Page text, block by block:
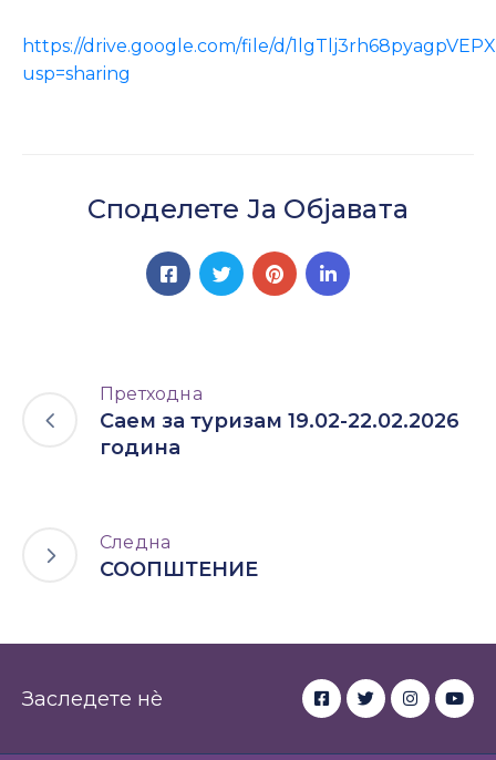
Настани
https://drive.google.com/file/d/
usp=sharing
Споделете Ја Објавата
Претходна
Саем за туризам 19.02-22.02.2026
година
Следна
СООПШТЕНИЕ
Заследете нè